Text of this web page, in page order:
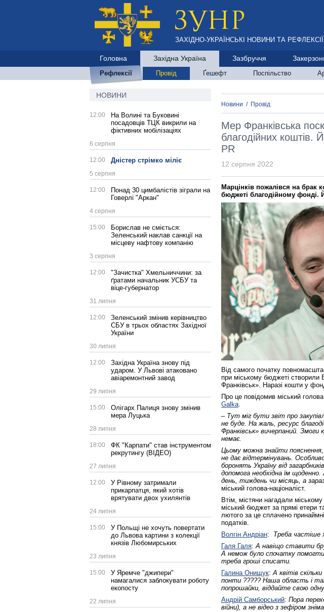
ЗАХІДНО-УКРАЇНСЬКІ НОВИНИ ТА РЕФЛЕКСІЇ
Головна Західна Україна Зазбруччя
Рефлексії Провід Ґешефт Поспільство
НОВИНИ
12:00
На Волині та Буковині
посадовців ТЦК викрили на
фіктивних мобілізаціях
6 серпня
12:00 Дністер стрімко міліє
5 серпня
12:00
Понад 30 цимбалістів зіграли на
Говерлі "Аркан"
4 серпня
15:00
Борислав не сміється:
Зеленський наклав санкції на
місцеву нафтову компанію
3 серпня
12:00
"Зачистка" Хмельниччини: за
ґратами начальник УСБУ та
віце-губернатор
31 липня
12:00
Зеленський змінив керівництво
СБУ в трьох областях Західної
України
30 липня
12:00
Західна Україна знову під
ударом. У Львові атаковано
авіаремонтний завод
29 липня
15:00
Олігарх Палиця знову змінив
мера Луцька
28 липня
18:00
ФК "Карпати" став інструментом
рекрутингу (ВІДЕО)
27 липня
12:00
У Рівному затримали
прикарпатця, який хотів
врятувати двох ухилянтів
24 липня
15:00
У Польщі не хочуть повертати
до Львова картини з колекції
князів Любомирських
23 липня
15:00
У Яремче "джипери"
намагалися заблокувати роботу
екопосту
22 липня
Новини / Провід
Мер Франківська
благодійних коштів.
PR
12 серпня 2022
Марцінків пожалівся на брак
бюджеті благодійному фонді.
Від самого початку
при міському бюджеті
Франківськ». Наразі кошти у
Про це повідомив міський
Galka.
– Тут міг бути звіт про
не буде. На жаль, ресурс
Франківськ» вичерпаний.
немає.
Цьому можна знайти пояснення,
не дає відтермінувань.
боронять Україну від
допомога необхідна їм
день, тиждень чи місяць, а
міський голова‑націоналіст.
Втім, містяни нагадали
міський бюджет за прямі етери
лютого за це сплачено
податків.
Волгін Андріан: Треба частіше
Галя Галя:А навіщо ставити
А немож було спочатку
треба гроші списати.
Галина Онищук:А квітів
понти ????? Наша область і
попрошайки, віддайте свою
Андрій Самборський: Пора
війни), а не відео з зефіром